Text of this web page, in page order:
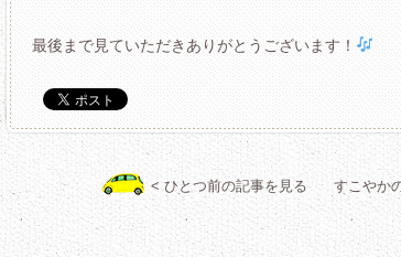
最後まで見ていただきありがとうございます！
< ひとつ前の記事を見る すこやか